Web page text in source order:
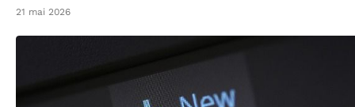
21 mai 2026